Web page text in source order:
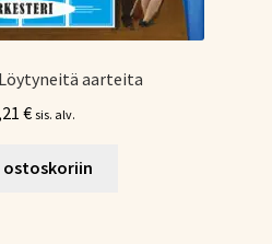
aarteita
€ sis. alv.
ostoskoriin